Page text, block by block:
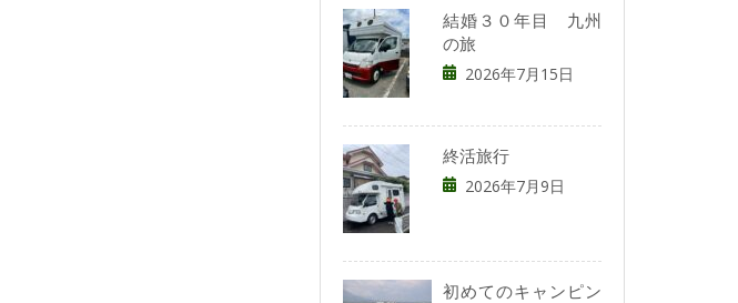
結婚３０年目 九州
の旅
2026年7月15日
終活旅行
2026年7月9日
初めてのキャンピン